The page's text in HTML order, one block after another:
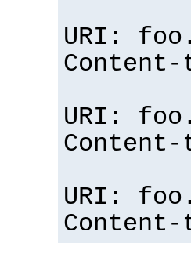
URI:
URI:
URI: